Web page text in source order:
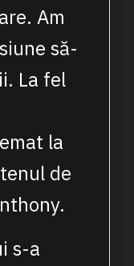
Am
să-
La fel
la
de
s-a